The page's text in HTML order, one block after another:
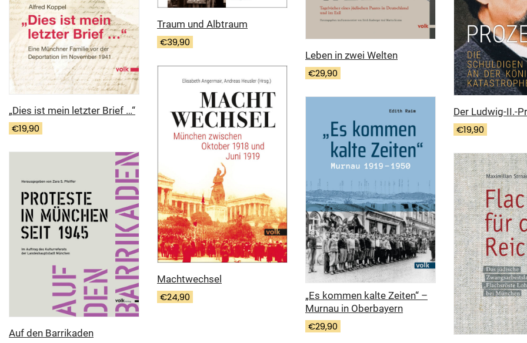
„Dies ist mein letzter Brief …“
€19,90
Traum und Albtraum
€39,90
Leben in zwei Welten
€29,90
Der Ludwig-II.-
€19,90
Machtwechsel
€24,90
„Es kommen kalte Zeiten“ –
Murnau in Oberbayern
€29,90
Auf den Barrikaden